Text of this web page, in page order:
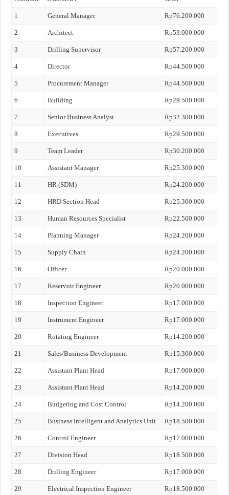
1 General Manager Rp76.200.000
2 Architect Rp53.000.000
3 Drilling Supervisor Rp57.200.000
4 Director Rp44.500.000
5 Procurement Manager Rp44.500.000
6 Building Rp29.500.000
7 Senior Business Analyst Rp32.300.000
8 Executives Rp29.500.000
9 Team Leader Rp30.200.000
10 Assistant Manager Rp25.300.000
11 HR (SDM) Rp24.200.000
12 HRD Section Head Rp25.300.000
13 Human Resources Specialist Rp22.500.000
14 Planning Manager Rp24.200.000
15 Supply Chain Rp24.200.000
16 Officer Rp20.000.000
17 Reservoir Engineer Rp20.000.000
18 Inspection Engineer Rp17.000.000
19 Instrument Engineer Rp17.000.000
20 Rotating Engineer Rp14.200.000
21 Sales/Business Development Rp15.300.000
22 Assistant Plant Head Rp17.000.000
23 Assistant Plant Head Rp14.200.000
24 Budgeting and Cost Control Rp14.200.000
25 Business Intelligent and Analytics Unit Rp18.500.000
26 Control Engineer Rp17.000.000
27 Division Head Rp18.500.000
28 Drilling Engineer Rp17.000.000
29 Electrical Inspection Engineer Rp18.500.000